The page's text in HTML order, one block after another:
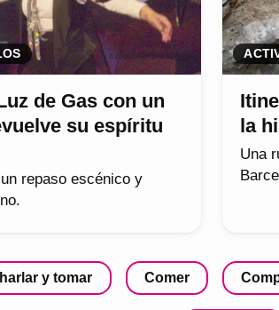
de Gas con un
su espíritu
repaso escénico y
la
Una
y tomar Comer